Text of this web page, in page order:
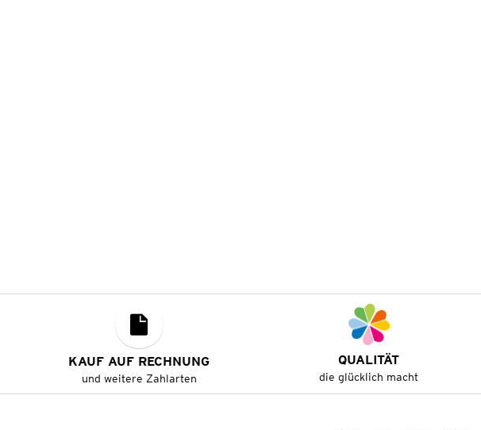
KAUF AUF RECHNUNG
und weitere Zahlarten
QUALITÄT
die glücklich macht